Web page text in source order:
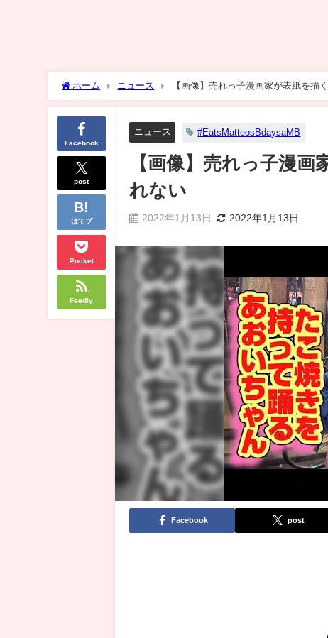
ホーム ニュース 【画像】売れっ子漫画家が表紙を描
Facebook
post
はてブ
Pocket
Feedly
ニュース #EatsMatteosBdaysaMB
【画像】売れっ子漫
れない
2022年1月13日 2022年1月13日
Facebook post